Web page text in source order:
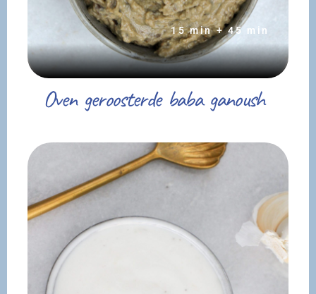
Oven geroosterde baba ganoush
15 min + 45 min